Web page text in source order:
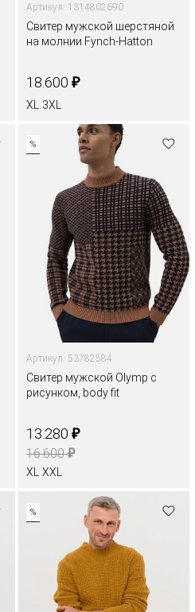
Артикул: 1314802690
Свитер мужской шерстяной
на молнии Fynch-Hatton
18.600 ₽
XL 3XL
%
Артикул: 53782584
Свитер мужской Olymp с
рисунком, body fit
13.280 ₽
16.600₽
XL XXL
%